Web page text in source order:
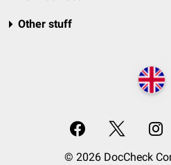
Other stuff
© 2026 DocCheck